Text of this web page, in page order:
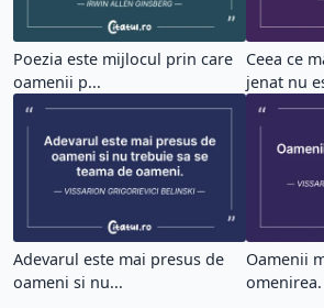
Poezia este mijlocul prin care
oamenii p...
Ceea ce
jenat nu
Adevarul este mai presus de
oameni si nu...
Oamenii
omenirea.